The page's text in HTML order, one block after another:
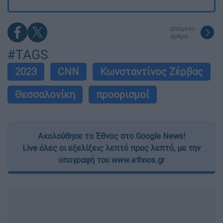
επόμενο
άρθρο
#TAGS
2023 CNN
Κωνσταντίνος Ζέρβας
Θεσσαλονίκη
προορισμοί
Ακολούθησε το Έθνος στο Google News!
Live όλες οι εξελίξεις λεπτό προς λεπτό, με την
υπογραφή του www.ethnos.gr